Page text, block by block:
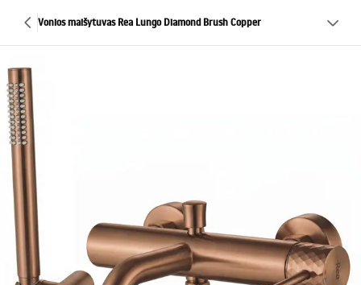
Vonios maišytuvas Rea Lungo Diamond Brush Copper